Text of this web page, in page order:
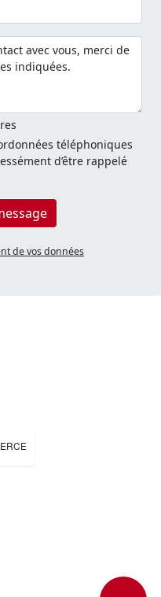
téléphoniques
d’être rappelé
de vos données